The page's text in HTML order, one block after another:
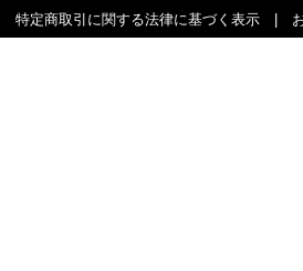
特定商取引に関する法律に基づく表示